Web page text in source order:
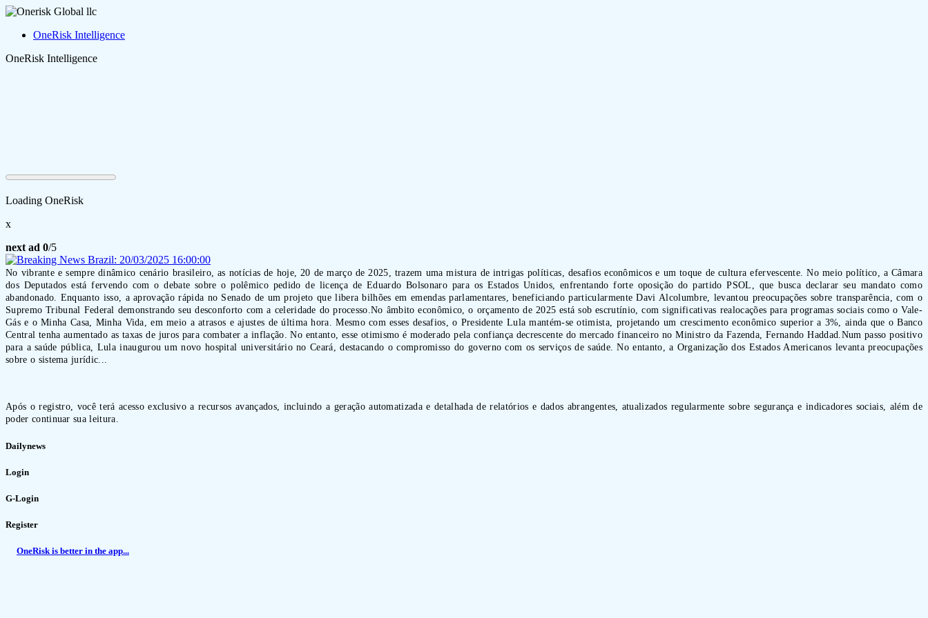
OneRisk Intelligence
OneRisk Intelligence
Loading OneRisk
x
next ad 0/5
No vibrante e sempre dinâmico cenário brasileiro, as notícias de hoje, 20 de março de 2025, trazem uma mistura de intrigas políticas, desafios econômicos e um toque de cultura efervescente. No meio político, a Câmara
dos Deputados está fervendo com o debate sobre o polêmico pedido de licença de Eduardo Bolsonaro para os Estados Unidos, enfrentando forte oposição do partido PSOL, que busca declarar seu mandato como
abandonado. Enquanto isso, a aprovação rápida no Senado de um projeto que libera bilhões em emendas parlamentares, beneficiando particularmente Davi Alcolumbre, levantou preocupações sobre transparência, com o
Supremo Tribunal Federal demonstrando seu desconforto com a celeridade do processo.No âmbito econômico, o orçamento de 2025 está sob escrutínio, com significativas realocações para programas sociais como o Vale-
Gás e o Minha Casa, Minha Vida, em meio a atrasos e ajustes de última hora. Mesmo com esses desafios, o Presidente Lula mantém-se otimista, projetando um crescimento econômico superior a 3%, ainda que o Banco
Central tenha aumentado as taxas de juros para combater a inflação. No entanto, esse otimismo é moderado pela confiança decrescente do mercado financeiro no Ministro da Fazenda, Fernando Haddad.Num passo positivo
para a saúde pública, Lula inaugurou um novo hospital universitário no Ceará, destacando o compromisso do governo com os serviços de saúde. No entanto, a Organização dos Estados Americanos levanta preocupações
sobre o sistema jurídic...
Após o registro, você terá acesso exclusivo a recursos avançados, incluindo a geração automatizada e detalhada de relatórios e dados abrangentes, atualizados regularmente sobre segurança e indicadores sociais, além de
poder continuar sua leitura.
Dailynews
Login
G-Login
Register
OneRisk is better in the app...